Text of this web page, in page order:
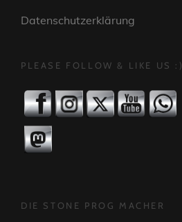
Datenschutzerklärung
PLEASE FOLLOW & LIKE US :)
DIE STONE PROG MACHER